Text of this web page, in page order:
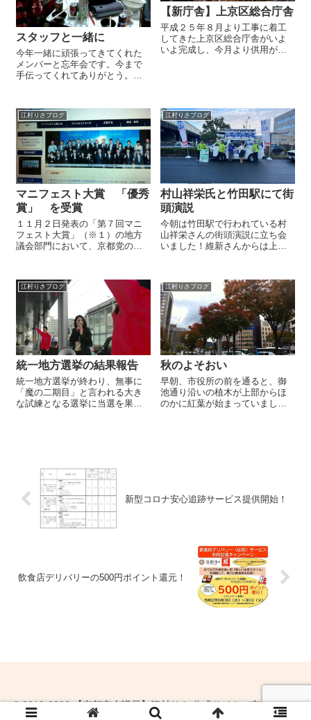
スタッフと一緒に
今年一緒に頑張ってきてくれた
メンバーと忘年会です。今まで
手伝ってくれてありがとう。お
わいわい！一緒に頑張ってくれ
る仲間がいて本当に嬉しい限り
です！来年は益々厳しいですが
この仲間と共に頑...
【新庁舎】上京区総合庁舎
平成２５年８月より工事に着工
してきた上京区総合庁舎がいよ
いよ完成し、今月より供用がス
日（月）より新...
江村りさブログ
マニフェスト大賞 「優秀
賞」 を受賞
１１月２日発表の「第７回マニ
フェスト大賞」（※１）の地方
議会部門において、京都党のマ
た。 （※１） 第７回マニフェ
スト大賞…ローカル・マニフェ
スト推進地方議員連盟などでつ
くる実行委員会...
江村りさブログ
村山祥栄氏と竹田駅にて街
頭演説
今朝は竹田駅で行われている村
山祥栄さんの街頭演説に立ち会
いました！維新さんからは上倉
だき熱のこもった応援演説を頂
きました。村山さんからは京都
市のトップを目指す上で周辺部
の活性化をはじ...
江村りさブログ
統一地方選挙の結果報告
統一地方選挙が終わり、無事に
「魔の二期目」と言われる大き
な試練となる選挙に当選を果た
度は皆様のご支援...
江村りさブログ
秋のよそおい
早朝、市役所の前を通ると、御
池通り沿いの植木が上部からほ
のかに紅葉が始まっていまし
新型コロナ安心追跡サービス提供開始！
飲食店デリバリーの500円ポイント還元！
© 2010-2026 【京都市会議員】江村りさ 公式サイト（京都党右京